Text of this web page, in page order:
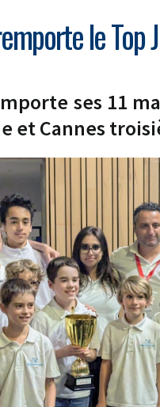
le Top
ses 11
et Cannes